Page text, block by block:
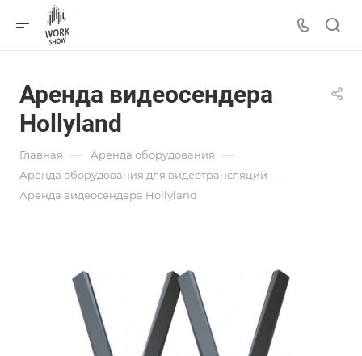
Аренда видеосендера
Hollyland
Главная — Аренда оборудования —
Аренда оборудования для видеотрансляций —
Аренда видеосендера Hollyland